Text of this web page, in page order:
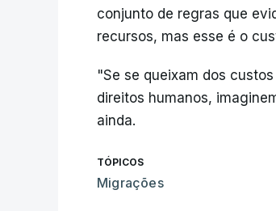
conjunto de regras que
recursos, mas esse é o
"Se se queixam dos
direitos humanos,
ainda.
TÓPICOS
Migrações